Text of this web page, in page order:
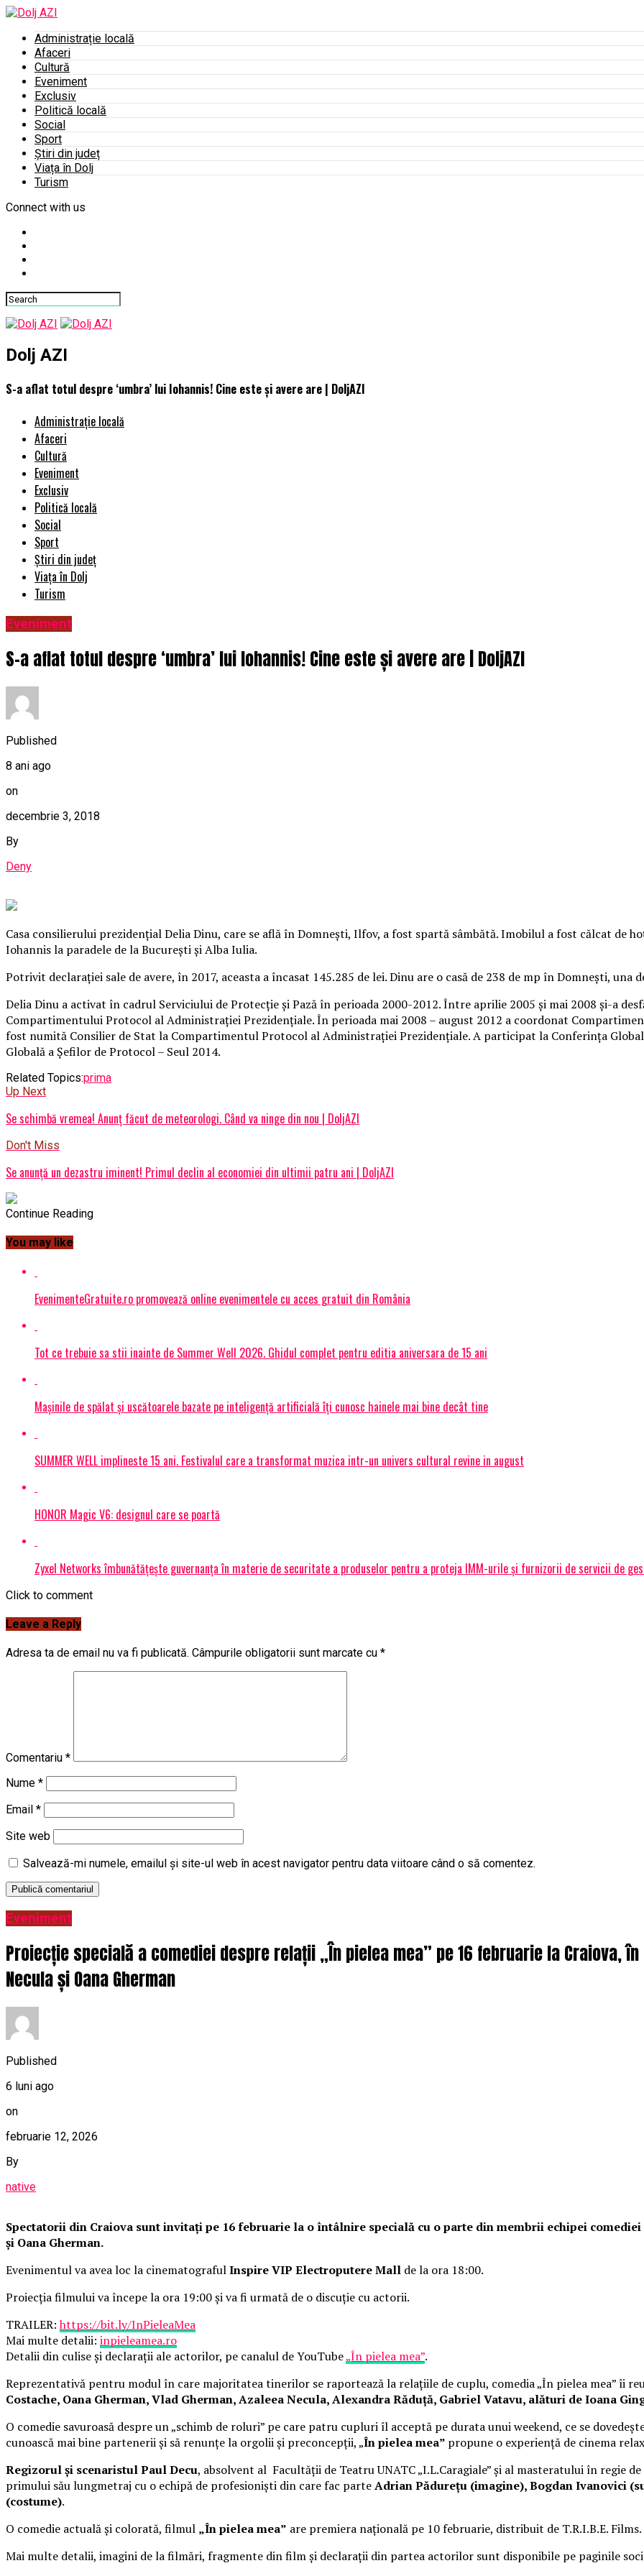
Administrație locală
Afaceri
Cultură
Eveniment
Exclusiv
Politică locală
Social
Sport
Știri din județ
Viața în Dolj
Turism
Connect with us
Dolj AZI
S-a aflat totul despre ‘umbra’ lui Iohannis! Cine este și avere are | DoljAZI
Administrație locală
Afaceri
Cultură
Eveniment
Exclusiv
Politică locală
Social
Sport
Știri din județ
Viața în Dolj
Turism
Eveniment
S-a aflat totul despre ‘umbra’ lui Iohannis! Cine este și avere are | DoljAZI
Published
8 ani ago
on
decembrie 3, 2018
By
Deny
Casa consilierului prezidenţial Delia Dinu, care se află în Domneşti, Ilfov, a fost spartă sâmbătă. Imobilul a fost călcat de
Iohannis la paradele de la Bucureşti şi Alba Iulia.
Potrivit declaraţiei sale de avere, în 2017, aceasta a încasat 145.285 de lei. Dinu are o casă de 238 de mp în Domneşti, una
Delia Dinu a activat în cadrul Serviciului de Protecţie şi Pază în perioada 2000-2012. Între aprilie 2005 şi mai 2008 şi-a
Compartimentului Protocol al Administraţiei Prezidenţiale. În perioada mai 2008 – august 2012 a coordonat
fost numită Consilier de Stat la Compartimentul Protocol al Administraţiei Prezidenţiale. A participat la Conferinţa
Globală a Şefilor de Protocol – Seul 2014.
Related Topics:prima
Up Next
Se schimbă vremea! Anunț făcut de meteorologi. Când va ninge din nou | DoljAZI
Don't Miss
Se anunță un dezastru iminent! Primul declin al economiei din ultimii patru ani | DoljAZI
Continue Reading
You may like
EvenimenteGratuite.ro promovează online evenimentele cu acces gratuit din România
Tot ce trebuie sa stii inainte de Summer Well 2026. Ghidul complet pentru editia aniversara de 15 ani
Mașinile de spălat și uscătoarele bazate pe inteligență artificială îți cunosc hainele mai bine decât tine
SUMMER WELL implineste 15 ani. Festivalul care a transformat muzica intr-un univers cultural revine in august
HONOR Magic V6: designul care se poartă
Zyxel Networks îmbunătățește guvernanța în materie de securitate a produselor pentru a proteja IMM-urile și furnizorii de servicii de
Click to comment
Leave a Reply
Adresa ta de email nu va fi publicată. Câmpurile obligatorii sunt marcate cu *
Comentariu *
Nume *
Email *
Site web
Salvează-mi numele, emailul și site-ul web în acest navigator pentru data viitoare când o să comentez.
Eveniment
Proiecție specială a comediei despre relații „În pielea mea” pe 16 februarie la Craiova,
Necula și Oana Gherman
Published
6 luni ago
on
februarie 12, 2026
By
native
Spectatorii din Craiova sunt invitați pe 16 februarie la o întâlnire specială cu o parte din membrii echipei
și Oana Gherman.
Evenimentul va avea loc la cinematografulInspire VIP Electroputere Mall de la ora 18:00.
Proiecția filmului va începe la ora 19:00 și va fi urmată de o discuție cu actorii.
TRAILER:https://bit.ly/InPieleaMea
Mai multe detalii: inpieleamea.ro
Detalii din culise și declarații ale actorilor, pe canalul de YouTube„În pielea mea”.
Reprezentativă pentru modul în care majoritatea tinerilor se raportează la relațiile de cuplu, comedia „În pielea mea” îi
Costache, Oana Gherman, Vlad Gherman, Azaleea Necula, Alexandra Răduță, Gabriel Vatavu, alături de Ioana
O comedie savuroasă despre un „schimb de roluri” pe care patru cupluri îl acceptă pe durata unui weekend, ce se
cunoască mai bine partenerii și să renunțe la orgolii și preconcepții, „În pielea mea” propune o experiență de cinema
Regizorul și scenaristul Paul Decu, absolvent al Facultății de Teatru UNATC „I.L.Caragiale” și al masteratului în regie
primului său lungmetraj cu o echipă de profesioniști din care fac parteAdrian Pădurețu (imagine), Bogdan Ivanovici
(costume).
O comedie actuală și colorată, filmul „În pielea mea” are premiera națională pe 10 februarie, distribuit de T.R.I.B.E. Films.
Mai multe detalii, imagini de la filmări, fragmente din film și declarații din partea actorilor sunt disponibile pe paginile